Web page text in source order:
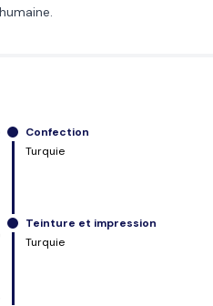
Confection
Turquie
Teinture et impression
Turquie